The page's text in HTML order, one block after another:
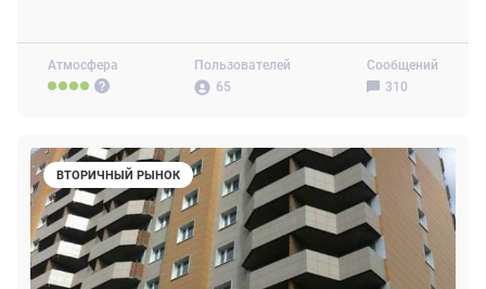
Атмосфера
Пользователей
65
Сообщений
310
ВТОРИЧНЫЙ РЫНОК